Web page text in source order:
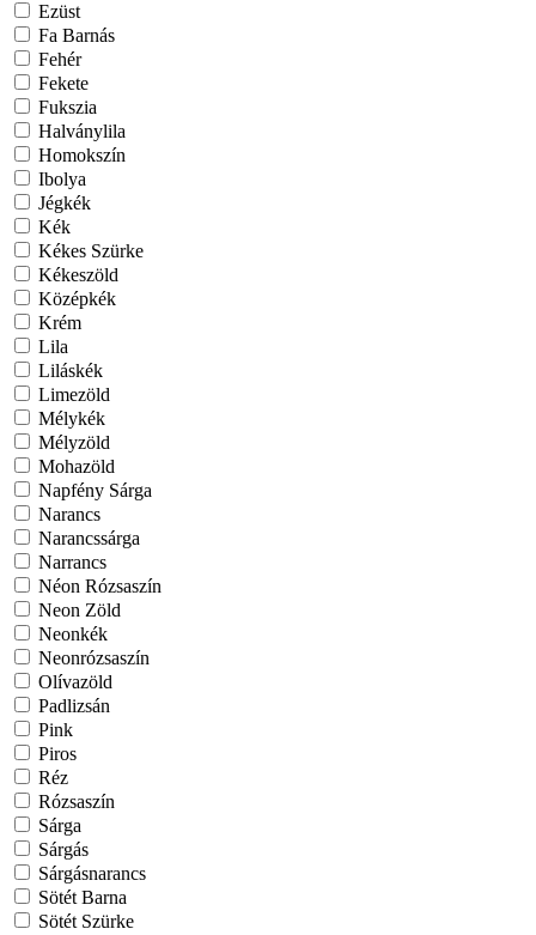
Ezüst
Fa Barnás
Fehér
Fekete
Fukszia
Halványlila
Homokszín
Ibolya
Jégkék
Kék
Kékes Szürke
Kékeszöld
Középkék
Krém
Lila
Liláskék
Limezöld
Mélykék
Mélyzöld
Mohazöld
Napfény Sárga
Narancs
Narancssárga
Narrancs
Néon Rózsaszín
Neon Zöld
Neonkék
Neonrózsaszín
Olívazöld
Padlizsán
Pink
Piros
Réz
Rózsaszín
Sárga
Sárgás
Sárgásnarancs
Sötét Barna
Sötét Szürke